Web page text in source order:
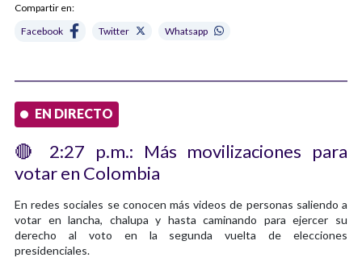
Compartir en:
Facebook
Twitter Whatsapp
EN DIRECTO
🔴 2:27 p.m.: Más movilizaciones para
votar en Colombia
En redes sociales se conocen más videos de personas saliendo a
votar en lancha, chalupa y hasta caminando para ejercer su
derecho al voto en la segunda vuelta de elecciones
presidenciales.